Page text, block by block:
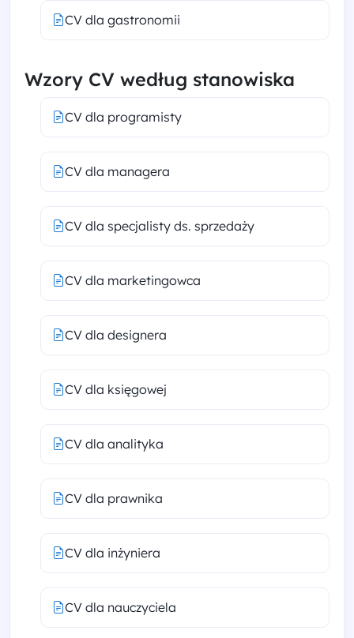
CV dla gastronomii
Wzory CV według stanowiska
CV dla programisty
CV dla managera
CV dla specjalisty ds. sprzedaży
CV dla marketingowca
CV dla designera
CV dla księgowej
CV dla analityka
CV dla prawnika
CV dla inżyniera
CV dla nauczyciela